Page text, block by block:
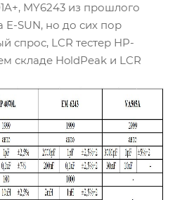
MY6243 из прошлого
E-SUN, но до сих пор
LCR тестер HP-
складе HoldPeak и LCR